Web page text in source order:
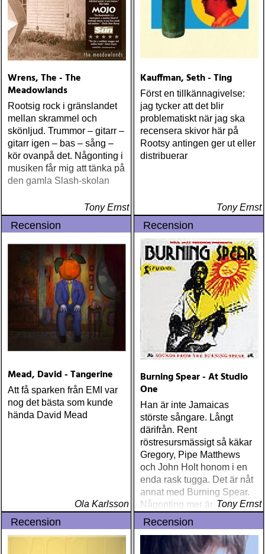
Wrens, The - The
Meadowlands
Rootsig rock i gränslandet
mellan skrammel och
skönljud. Trummor – gitarr –
gitarr igen – bas – sång –
kör ovanpå det. Någonting i
musiken får mig att tänka på
den gamla Slash-skolan
Tony Ernst
Kauffman, Seth - Ting
Först en tillkännagivelse:
jag tycker att det blir
problematiskt när jag ska
recensera skivor här på
Rootsy antingen ger ut eller
distribuerar
Tony Ernst
Recension
Mead, David - Tangerine
Att få sparken från EMI var
nog det bästa som kunde
hända David Mead
Ola Karlsson
Recension
Burning Spear - At Studio
One
Han är inte Jamaicas
störste sångare. Långt
därifrån. Rent
röstresursmässigt så käkar
Gregory, Pipe Matthews
och John Holt honom i en
enda rask tugga. Det är nåt
annat med Burning Spear.
Någonting mer än rösten.
Konsekvens, integritet,
ärlighet
Tony Ernst
Recension Recension